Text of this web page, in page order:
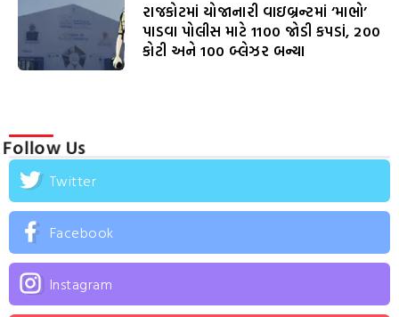
રાજકોટમાં યોજાનારી વાઇબ્રન્ટમાં ‘માભો’
પાડવા પોલીસ માટે 1100 જોડી કપડાં, 200
કોટી અને 100 બ્લેઝર બન્યા
Follow Us
Twitter
Facebook
Instagram